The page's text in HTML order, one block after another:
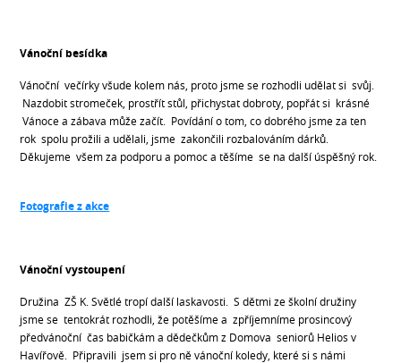
Vánoční besídka
Vánoční večírky všude kolem nás, proto jsme se rozhodli udělat si svůj.
Nazdobit stromeček, prostřít stůl, přichystat dobroty, popřát si krásné
Vánoce a zábava může začít. Povídání o tom, co dobrého jsme za ten
rok spolu prožili a udělali, jsme zakončili rozbalováním dárků.
Děkujeme všem za podporu a pomoc a těšíme se na další úspěšný rok.
Fotografie z akce
Vánoční vystoupení
Družina ZŠ K. Světlé tropí další laskavosti. S dětmi ze školní družiny
jsme se tentokrát rozhodli, že potěšíme a zpříjemníme prosincový
předvánoční čas babičkám a dědečkům z Domova seniorů Helios v
Havířově. Připravili jsem si pro ně vánoční koledy, které si s námi